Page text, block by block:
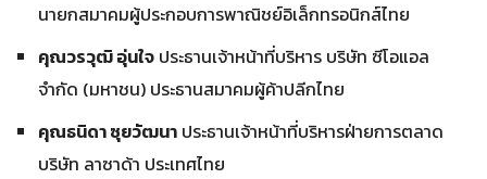
นายกสมาคมผู้ประกอบการพาณิชย์อิเล็กทรอนิกส์ไทย
คุณวรวุฒิ อุ่นใจ ประธานเจ้าหน้าที่บริหาร บริษัท ซีโอแอล
จำกัด (มหาชน) ประธานสมาคมผู้ค้าปลีกไทย
คุณธนิดา ซุยวัฒนา ประธานเจ้าหน้าที่บริหารฝ่ายการตลาด
บริษัท ลาซาด้า ประเทศไทย